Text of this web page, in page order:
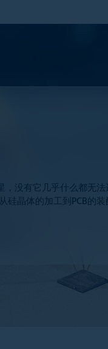
，没有它几乎什么都无法
晶体的加工到PCB的装